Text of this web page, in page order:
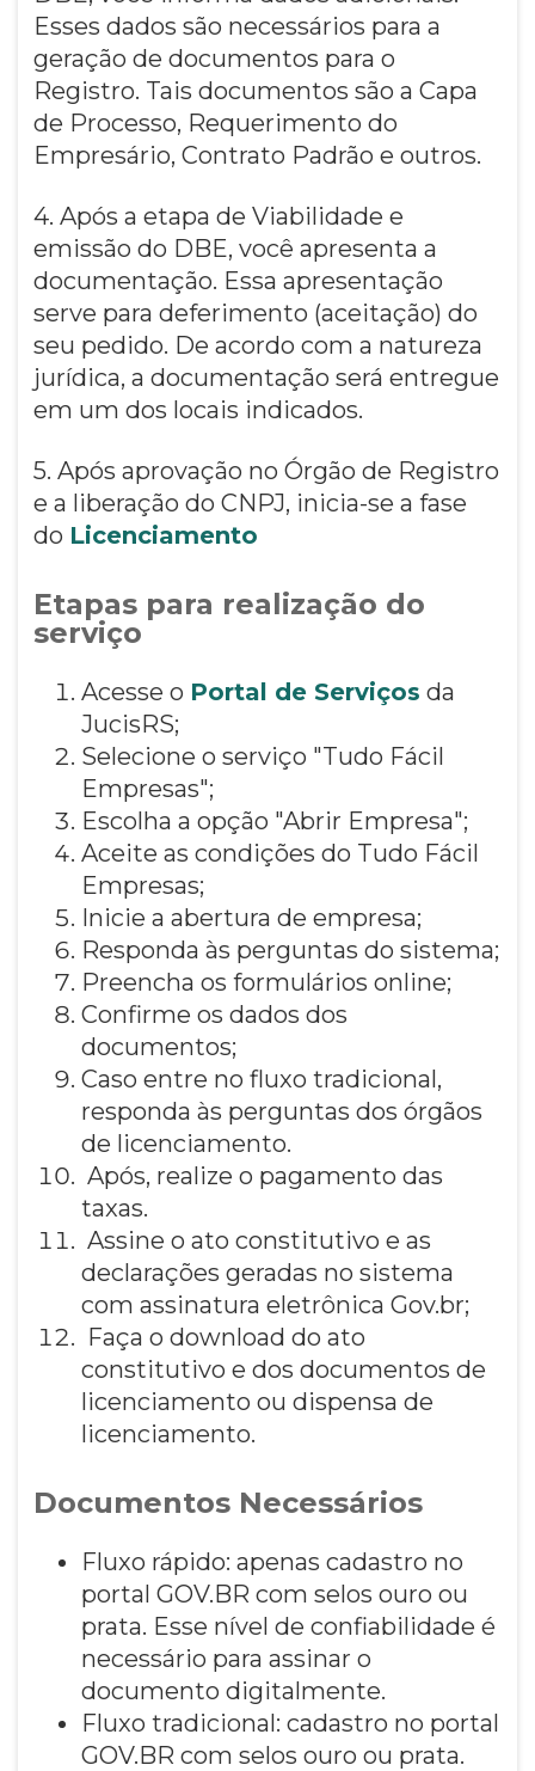
Esses dados são necessários para a
geração de documentos para o
Registro. Tais documentos são a Capa
de Processo, Requerimento do
Empresário, Contrato Padrão e outros.
4. Após a etapa de Viabilidade e
emissão do DBE, você apresenta a
documentação. Essa apresentação
serve para deferimento (aceitação) do
seu pedido. De acordo com a natureza
jurídica, a documentação será entregue
em um dos locais indicados.
5. Após aprovação no Órgão de Registro
e a liberação do CNPJ, inicia-se a fase
do Licenciamento
Etapas para realização do
serviço
Acesse o Portal de Serviços da
JucisRS;
Selecione o serviço "Tudo Fácil
Empresas";
Escolha a opção "Abrir Empresa";
Aceite as condições do Tudo Fácil
Empresas;
Inicie a abertura de empresa;
Responda às perguntas do sistema;
Preencha os formulários online;
Confirme os dados dos
documentos;
Caso entre no fluxo tradicional,
responda às perguntas dos órgãos
de licenciamento.
Após, realize o pagamento das
taxas.
Assine o ato constitutivo e as
declarações geradas no sistema
com assinatura eletrônica Gov.br;
Faça o download do ato
constitutivo e dos documentos de
licenciamento ou dispensa de
licenciamento.
Documentos Necessários
Fluxo rápido: apenas cadastro no
portal GOV.BR com selos ouro ou
prata. Esse nível de confiabilidade é
necessário para assinar o
documento digitalmente.
Fluxo tradicional: cadastro no portal
GOV.BR com selos ouro ou prata.